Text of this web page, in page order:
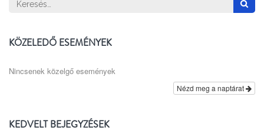
KÖZELEDŐ ESEMÉNYEK
Nincsenek közelgő események
Nézd meg a naptárat
KEDVELT BEJEGYZÉSEK